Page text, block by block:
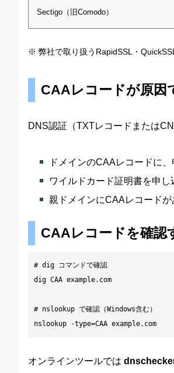
Sectigo（旧Comodo）
※ 弊社で取り扱うRapidSSL・
CAAレコードが原因
DNS認証（TXTレコードまたは
ドメインのCAAレコードに
ワイルドカード証明書を申し
親ドメインにCAAレコード
CAAレコードを確認
# dig コマンドで確認
dig CAA example.com
# nslookup で確認（Windows含む）
nslookup -type=CAA example.com
オンラインツールでは